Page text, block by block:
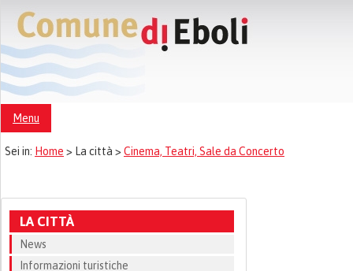
Menu
Sei in: Home > La città >Cinema, Teatri, Sale da Concerto
LA CITTÀ
News
Informazioni turistiche